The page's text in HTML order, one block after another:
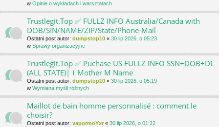
w Opinie o wykładach i warsztatach
Trustlegit.Top ✅ FULLZ INFO Australia/Canada with
DOB/SIN/NAME/ZIP/State/Phone-Mail
Ostatni post autor: dumpstop10 « 30 lip 2026, o 05:23
w Sprawy organizacyjne
Trustlegit.Top ✅ Puchase US FULLZ INFO SSN+DOB+DL
(ALL STATE)|ｌMother M Name
Ostatni post autor: dumpstop10 « 30 lip 2026, o 05:19
w Wymiana myśli różnych
Maillot de bain homme personnalisé : comment le
choisir?
Ostatni post autor: vapormoYxr « 30 lip 2026, o 01:22